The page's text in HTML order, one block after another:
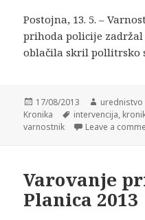
Postojna, 13. 5. –
prihoda policije zadržal
oblačila skril pollitrsko
Posted
on
17/08/2013 Author
urednistvo
Kronika
Tags
intervencija,
varnostnik
Leave a
Varovanje
Planica 2013